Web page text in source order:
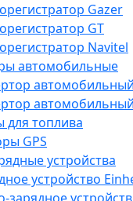
Gazer
GT
Navitel
автомобильные
для топлива
GPS
устройства
устройство